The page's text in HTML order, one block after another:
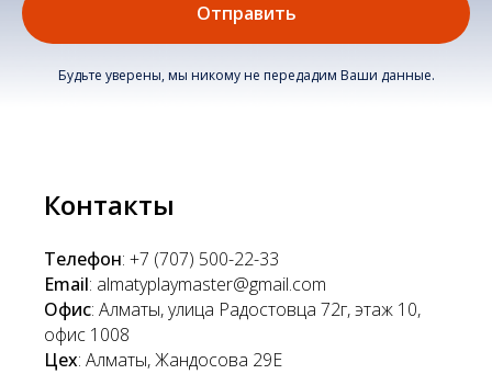
Отправить
Будьте уверены, мы никому не передадим Ваши данные.
Контакты
Телефон: +7 (707) 500-22-33
Email: almatyplaymaster@gmail.com
Офис: Алматы, улица Радостовца 72г, этаж 10,
офис 1008
Цех: Алматы, Жандосова 29Е